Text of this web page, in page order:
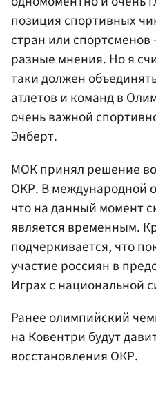
позиция спортивных
стран или
разные мнения. Но я
таки должен
атлетов и команд в
очень важной
Энберт.
МОК принял решение
ОКР. В международной
что на данный момент
является временным.
подчеркивается, что
участие россиян в
Играх с национальной
Ранее олимпийский
на Ковентри будут
восстановления ОКР.